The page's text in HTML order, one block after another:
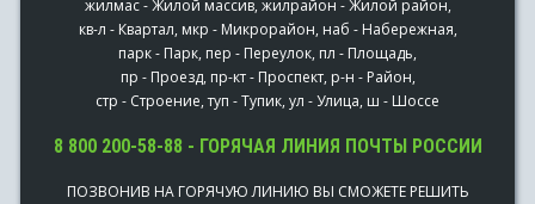
жилмас - Жилой массив, жилрайон - Жилой район,
кв-л - Квартал, мкр - Микрорайон, наб - Набережная,
парк - Парк, пер - Переулок, пл - Площадь,
пр - Проезд, пр-кт - Проспект, р-н - Район,
стр - Строение, туп - Тупик, ул - Улица, ш - Шоссе
8 800 200-58-88 - ГОРЯЧАЯ ЛИНИЯ ПОЧТЫ РОССИИ
ПОЗВОНИВ НА ГОРЯЧУЮ ЛИНИЮ ВЫ СМОЖЕТЕ РЕШИТЬ